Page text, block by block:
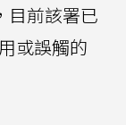
目前該署已
或誤觸的